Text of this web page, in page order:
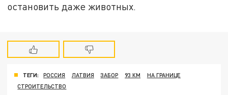
остановить даже животных.
ТЕГИ: РОССИЯ ЛАТВИЯ ЗАБОР 93 КМ
НА ГРАНИЦЕ
СТРОИТЕЛЬСТВО